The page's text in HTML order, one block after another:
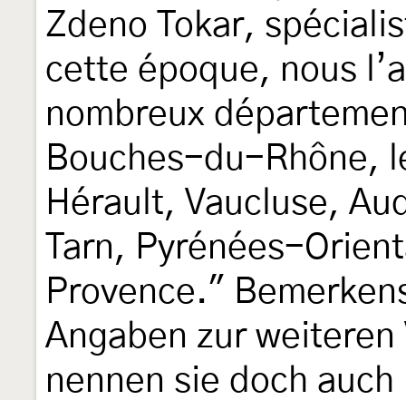
Zdeno Tokar,
cette époque, nous
nombreux
Bouches-du-Rhône,
Hérault, Vaucluse,
Tarn, Pyrénées-
Provence."
Angaben zur
nennen sie doch